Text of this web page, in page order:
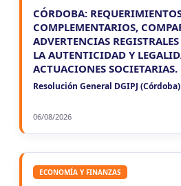
CÓRDOBA:
COMPLEMENTARIOS,
ADVERTENCIAS
LA AUTENTICIDAD Y
ACTUACIONES SOCIETARIAS.
Resolución General DGIPJ
06/08/2026
ECONOMÍA Y FINANZAS